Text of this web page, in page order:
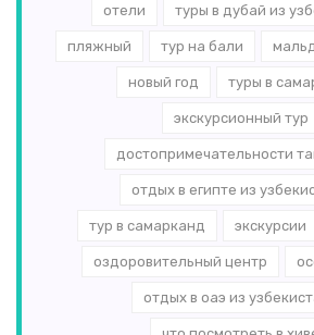
отели туры в дубай из
пляжный тур на бали
новый год туры в
экскурсионный тур
достопримечательности
отдых в египте из
тур в самарканд экскурсии
оздоровительный центр
отдых в оаэ из